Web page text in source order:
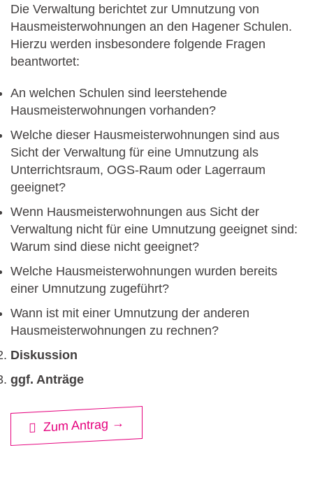
Die Verwaltung berichtet zur Umnutzung von
Hausmeisterwohnungen an den Hagener Schulen.
Hierzu werden insbesondere folgende Fragen
beantwortet:
An welchen Schulen sind leerstehende
Hausmeisterwohnungen vorhanden?
Welche dieser Hausmeisterwohnungen sind aus
Sicht der Verwaltung für eine Umnutzung als
Unterrichtsraum, OGS-Raum oder Lagerraum
geeignet?
Wenn Hausmeisterwohnungen aus Sicht der
Verwaltung nicht für eine Umnutzung geeignet sind:
Warum sind diese nicht geeignet?
Welche Hausmeisterwohnungen wurden bereits
einer Umnutzung zugeführt?
Wann ist mit einer Umnutzung der anderen
Hausmeisterwohnungen zu rechnen?
Diskussion
ggf. Anträge
Zum Antrag →